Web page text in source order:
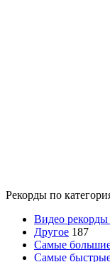
Рекорды по
Видео рекорды
Другое 187
Самые
Самые